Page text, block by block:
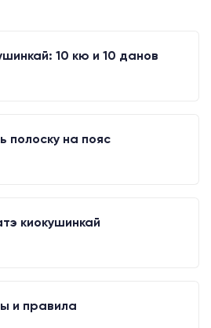
10 кю и 10 данов
полоску на пояс
киокушинкай
и правила